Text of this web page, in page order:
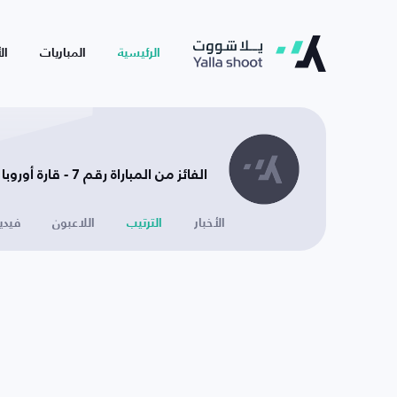
الرئيسية المباريات
الفائز من المباراة رقم 7 - قارة أوروبا
الأخبار الترتيب اللاعبون